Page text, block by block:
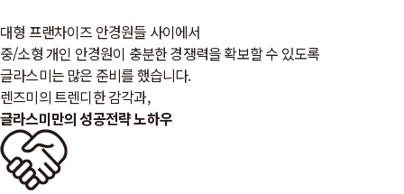
대형 프랜차이즈 안경원들 사이에서
중/소형 개인 안경원이 충분한 경쟁력을 확보할 수 있도록
글라스미는 많은 준비를 했습니다.
렌즈미의 트렌디한 감각과,
글라스미만의성공전략노하우